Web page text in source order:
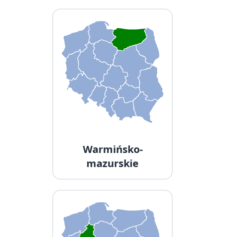
Warmińsko-
mazurskie